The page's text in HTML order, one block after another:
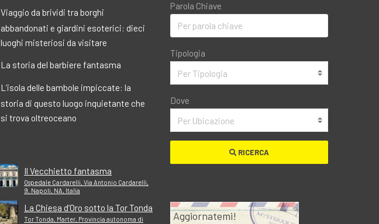
Viaggio da brividi tra borghi
abbandonati e giardini esoterici: dieci
luoghi misteriosi da visitare
La storia del barbiere fantasma
L’isola delle bambole impiccate: la
storia di questo luogo inquietante che
si trova oltreoceano
Il Vecchietto fantasma
Ospedale Cardarelli, Via Antonio Cardarelli,
9, Napoli, NA, Italia
La Chiesa d’Oro sotto la Tor Tonda
Tor Tonda, Marter, Provincia autonoma di
Parola Chiave
Tipologia
Per Tipologia
Dove
Per Ubicazione
RICERCA
Aggiornatemi!